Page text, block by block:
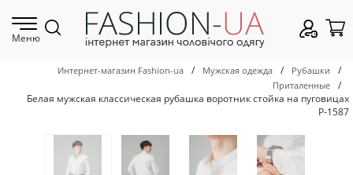
Меню
Интернет-магазин Fashion-ua / Мужская одежда / Рубашки /
Приталенные
/
Белая мужская классическая рубашка воротник стойка на пуговицах
Р-1587